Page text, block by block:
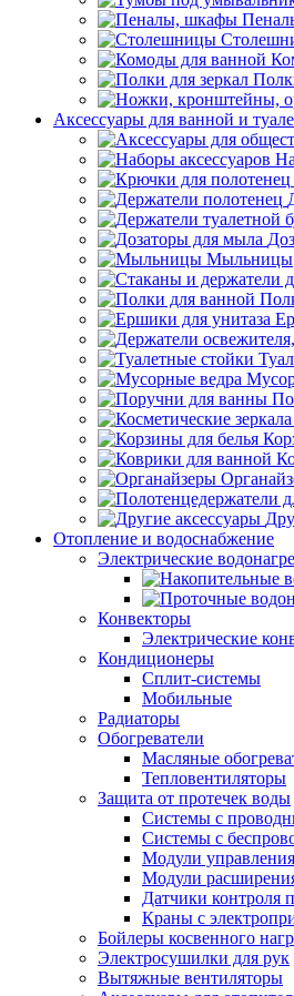
Аксессуары для ванной и
Мыльницы
Отопление и водоснабжение
Электрические
Конвекторы
Электрические
Кондиционеры
Сплит-системы
Мобильные
Радиаторы
Обогреватели
Масляные
Тепловентиляторы
Защита от протечек воды
Системы с
Системы с
Модули управления
Модули
Датчики контроля
Краны с
Бойлеры косвенного
Электросушилки для рук
Вытяжные вентиляторы